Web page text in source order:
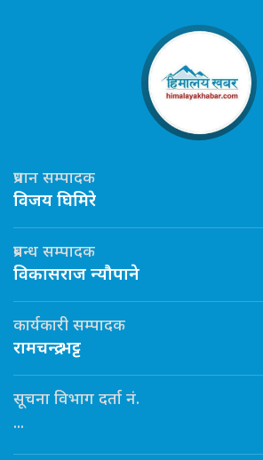
प्रधान सम्पादक
विजय घिमिरे
प्रबन्ध सम्पादक
विकासराज न्यौपाने
कार्यकारी सम्पादक
रामचन्द्र भट्ट
सूचना विभाग दर्ता नं.
...